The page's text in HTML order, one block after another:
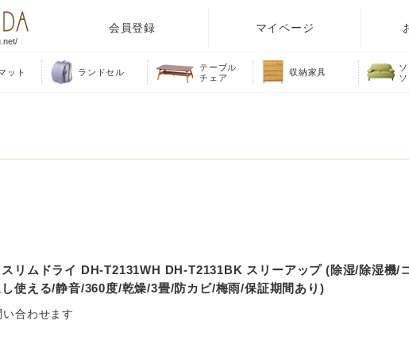
会員登録 マイページ
ット ランドセル
テーブル
チェア
収納家具
リムドライ DH-T2131WH DH-T2131BK スリーアップ (除湿/除湿機/
使える/静音/360度/乾燥/3畳/防カビ/梅雨/保証期間あり)
合わせます